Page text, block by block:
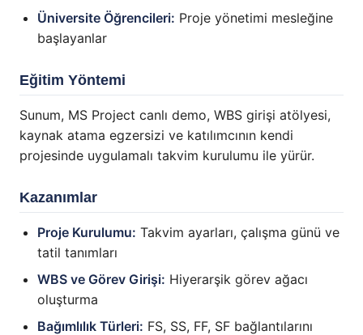
Üniversite Öğrencileri: Proje yönetimi mesleğine
başlayanlar
Eğitim Yöntemi
Sunum, MS Project canlı demo, WBS girişi atölyesi,
kaynak atama egzersizi ve katılımcının kendi
projesinde uygulamalı takvim kurulumu ile yürür.
Kazanımlar
Proje Kurulumu: Takvim ayarları, çalışma günü ve
tatil tanımları
WBS ve Görev Girişi: Hiyerarşik görev ağacı
oluşturma
Bağımlılık Türleri: FS, SS, FF, SF bağlantılarını